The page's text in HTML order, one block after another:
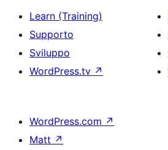
Learn (Training)
Supporto
Sviluppo
WordPress.tv ↗
WordPress.com ↗
Matt ↗